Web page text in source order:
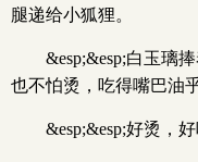
腿递给小狐狸。
&esp;&esp;白玉璃
也不怕烫，吃得嘴巴油乎
&esp;&esp;好烫，好